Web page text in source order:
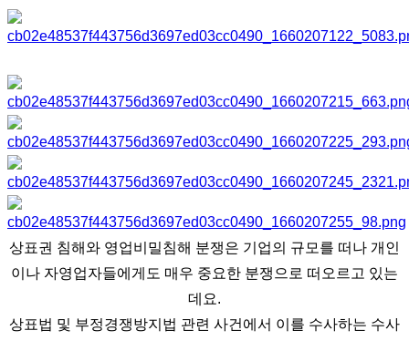
상표권 침해와 영업비밀침해 분쟁은 기업의 규모를 떠나 개인
이나 자영업자들에게도 매우 중요한 분쟁으로 떠오르고 있는
데요.
상표법 및 부정경쟁방지법 관련 사건에서 이를 수사하는 수사